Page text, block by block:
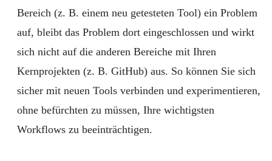
Bereich (z. B. einem neu getesteten Tool) ein Problem
auf, bleibt das Problem dort eingeschlossen und wirkt
sich nicht auf die anderen Bereiche mit Ihren
Kernprojekten (z. B. GitHub) aus. So können Sie sich
sicher mit neuen Tools verbinden und experimentieren,
ohne befürchten zu müssen, Ihre wichtigsten
Workflows zu beeinträchtigen.